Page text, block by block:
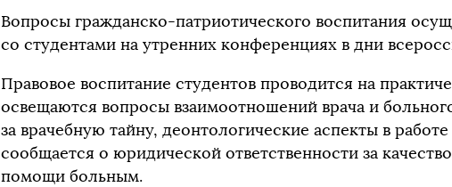
Вопросы гражданско-патриотического воспитания
со студентами на утренних конференциях в дни
Правовое воспитание студентов проводится на
освещаются вопросы взаимоотношений врача и
за врачебную тайну, деонтологические аспекты в
сообщается о юридической ответственности за
помощи больным.